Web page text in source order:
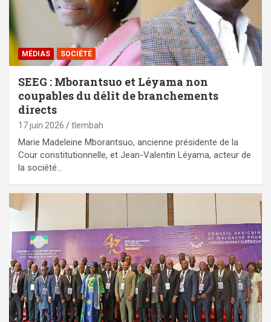
MÉDIAS SOCIÉTÉ
SEEG : Mborantsuo et Léyama non
coupables du délit de branchements
directs
17 juin 2026 tlembah
Marie Madeleine Mborantsuo, ancienne présidente de la
Cour constitutionnelle, et Jean-Valentin Léyama, acteur de
la société…